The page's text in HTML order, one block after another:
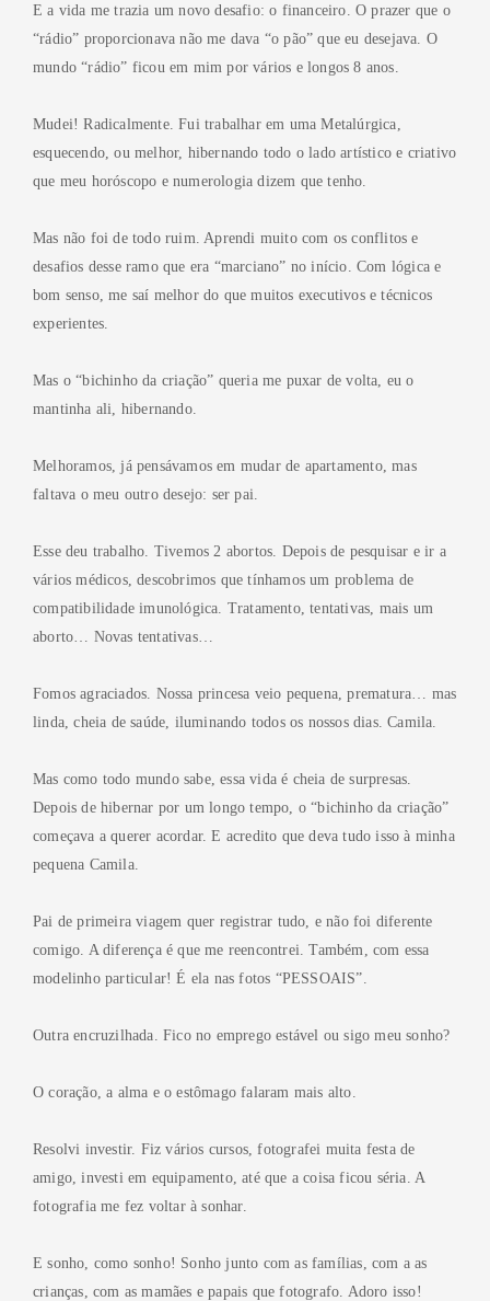
E a vida me trazia um novo desafio: o financeiro. O prazer que o
“rádio” proporcionava não me dava “o pão” que eu desejava. O
mundo “rádio” ficou em mim por vários e longos 8 anos.
Mudei! Radicalmente. Fui trabalhar em uma Metalúrgica,
esquecendo, ou melhor, hibernando todo o lado artístico e criativo
que meu horóscopo e numerologia dizem que tenho.
Mas não foi de todo ruim. Aprendi muito com os conflitos e
desafios desse ramo que era “marciano” no início. Com lógica e
bom senso, me saí melhor do que muitos executivos e técnicos
experientes.
Mas o “bichinho da criação” queria me puxar de volta, eu o
mantinha ali, hibernando.
Melhoramos, já pensávamos em mudar de apartamento, mas
faltava o meu outro desejo: ser pai.
Esse deu trabalho. Tivemos 2 abortos. Depois de pesquisar e ir a
vários médicos, descobrimos que tínhamos um problema de
compatibilidade imunológica. Tratamento, tentativas, mais um
aborto… Novas tentativas…
Fomos agraciados. Nossa princesa veio pequena, prematura… mas
linda, cheia de saúde, iluminando todos os nossos dias. Camila.
Mas como todo mundo sabe, essa vida é cheia de surpresas.
Depois de hibernar por um longo tempo, o “bichinho da criação”
começava a querer acordar. E acredito que deva tudo isso à minha
pequena Camila.
Pai de primeira viagem quer registrar tudo, e não foi diferente
comigo. A diferença é que me reencontrei. Também, com essa
modelinho particular! É ela nas fotos “PESSOAIS”.
Outra encruzilhada. Fico no emprego estável ou sigo meu sonho?
O coração, a alma e o estômago falaram mais alto.
Resolvi investir. Fiz vários cursos, fotografei muita festa de
amigo, investi em equipamento, até que a coisa ficou séria. A
fotografia me fez voltar à sonhar.
E sonho, como sonho! Sonho junto com as famílias, com a as
crianças, com as mamães e papais que fotografo. Adoro isso!